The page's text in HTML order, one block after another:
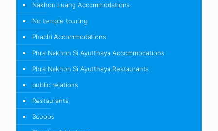
Nakhon Luang Accommodations
No temple touring
Phachi Accommodations
Phra Nakhon Si Ayutthaya Accommodations
Phra Nakhon Si Ayutthaya Restaurants
public relations
Restaurants
Scoops